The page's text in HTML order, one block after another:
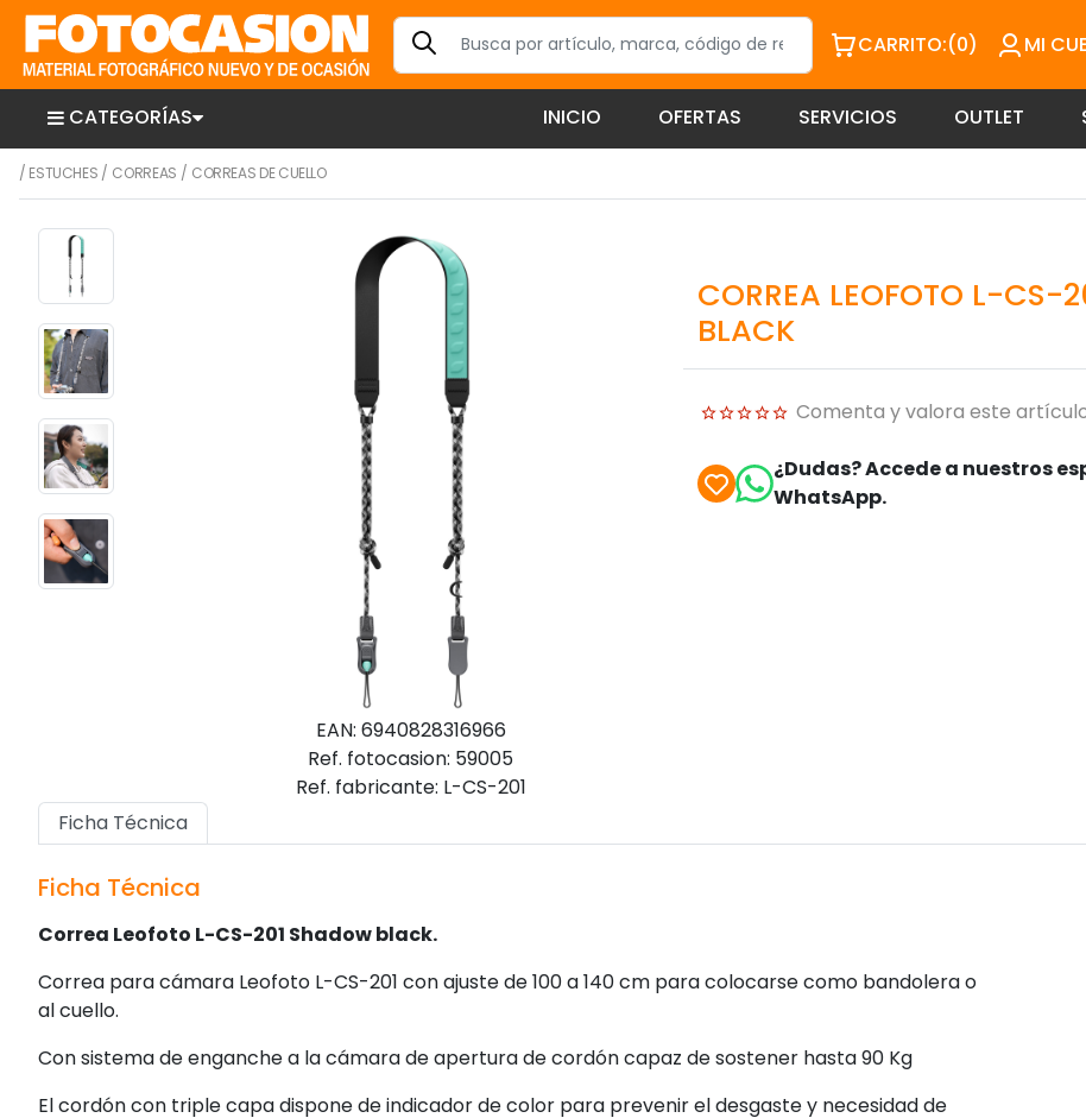
CARRITO:(0) MI
CATEGORÍAS INICIO OFERTAS SERVICIOS OUTLET
/ ESTUCHES / CORREAS / CORREAS DE CUELLO
EAN: 6940828316966
Ref. fotocasion: 59005
Ref. fabricante: L-CS-201
CORREA LEOFOTO L-CS-
BLACK
Comenta y valora este
¿Dudas? Accede a nuestros
WhatsApp.
Ficha Técnica
Ficha Técnica
Correa Leofoto L-CS-201 Shadow black.
Correa para cámara Leofoto L-CS-201 con ajuste de 100 a 140 cm para colocarse como bandolera o
al cuello.
Con sistema de enganche a la cámara de apertura de cordón capaz de sostener hasta 90 Kg
El cordón con triple capa dispone de indicador de color para prevenir el desgaste y necesidad de